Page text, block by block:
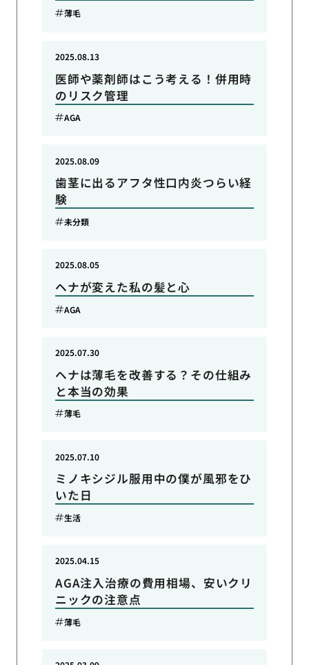
薄毛
医師や薬剤師はこう考える！併用時
のリスク管理
2025.08.13
AGA
歯茎に出るアフタ性口内炎つらい経
験
2025.08.09
未分類
ヘナが変えた私の髪と心
2025.08.05
AGA
ヘナは薄毛を改善する？その仕組み
と本当の効果
2025.07.30
薄毛
ミノキシジル服用中の僕が風邪をひ
いた日
2025.07.10
生活
AGA注入治療の費用相場、安いクリ
ニックの注意点
2025.04.15
薄毛